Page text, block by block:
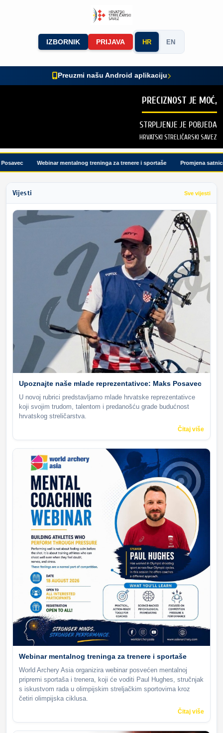
IZBORNIK PRIJAVA HR EN
Preuzmi našu Android aplikaciju
PRECIZNOST JE MOĆ,
STRPLJENJE JE POBJEDA
HRVATSKI STRELIČARSKI SAVEZ
Webinar mentalnog treninga za trenere i sportaše Promjena satnice
Vijesti Sve vijesti
Upoznajte naše mlade reprezentativce: Maks Posavec
U novoj rubrici predstavljamo mlade hrvatske reprezentativce
koji svojim trudom, talentom i predanošću grade budućnost
hrvatskog streličarstva.
Čitaj više
Webinar mentalnog treninga za trenere i sportaše
World Archery Asia organizira webinar posvećen mentalnoj
pripremi sportaša i trenera, koji će voditi Paul Hughes, stručnjak
s iskustvom rada u olimpijskim streljačkim sportovima kroz
četiri olimpijska ciklusa.
Čitaj više